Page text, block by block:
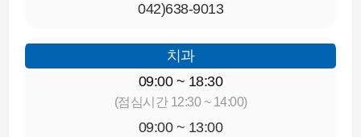
042)638-9013
치과
09:00 ~ 18:30
(점심시간 12:30 ~ 14:00)
09:00 ~ 13:00